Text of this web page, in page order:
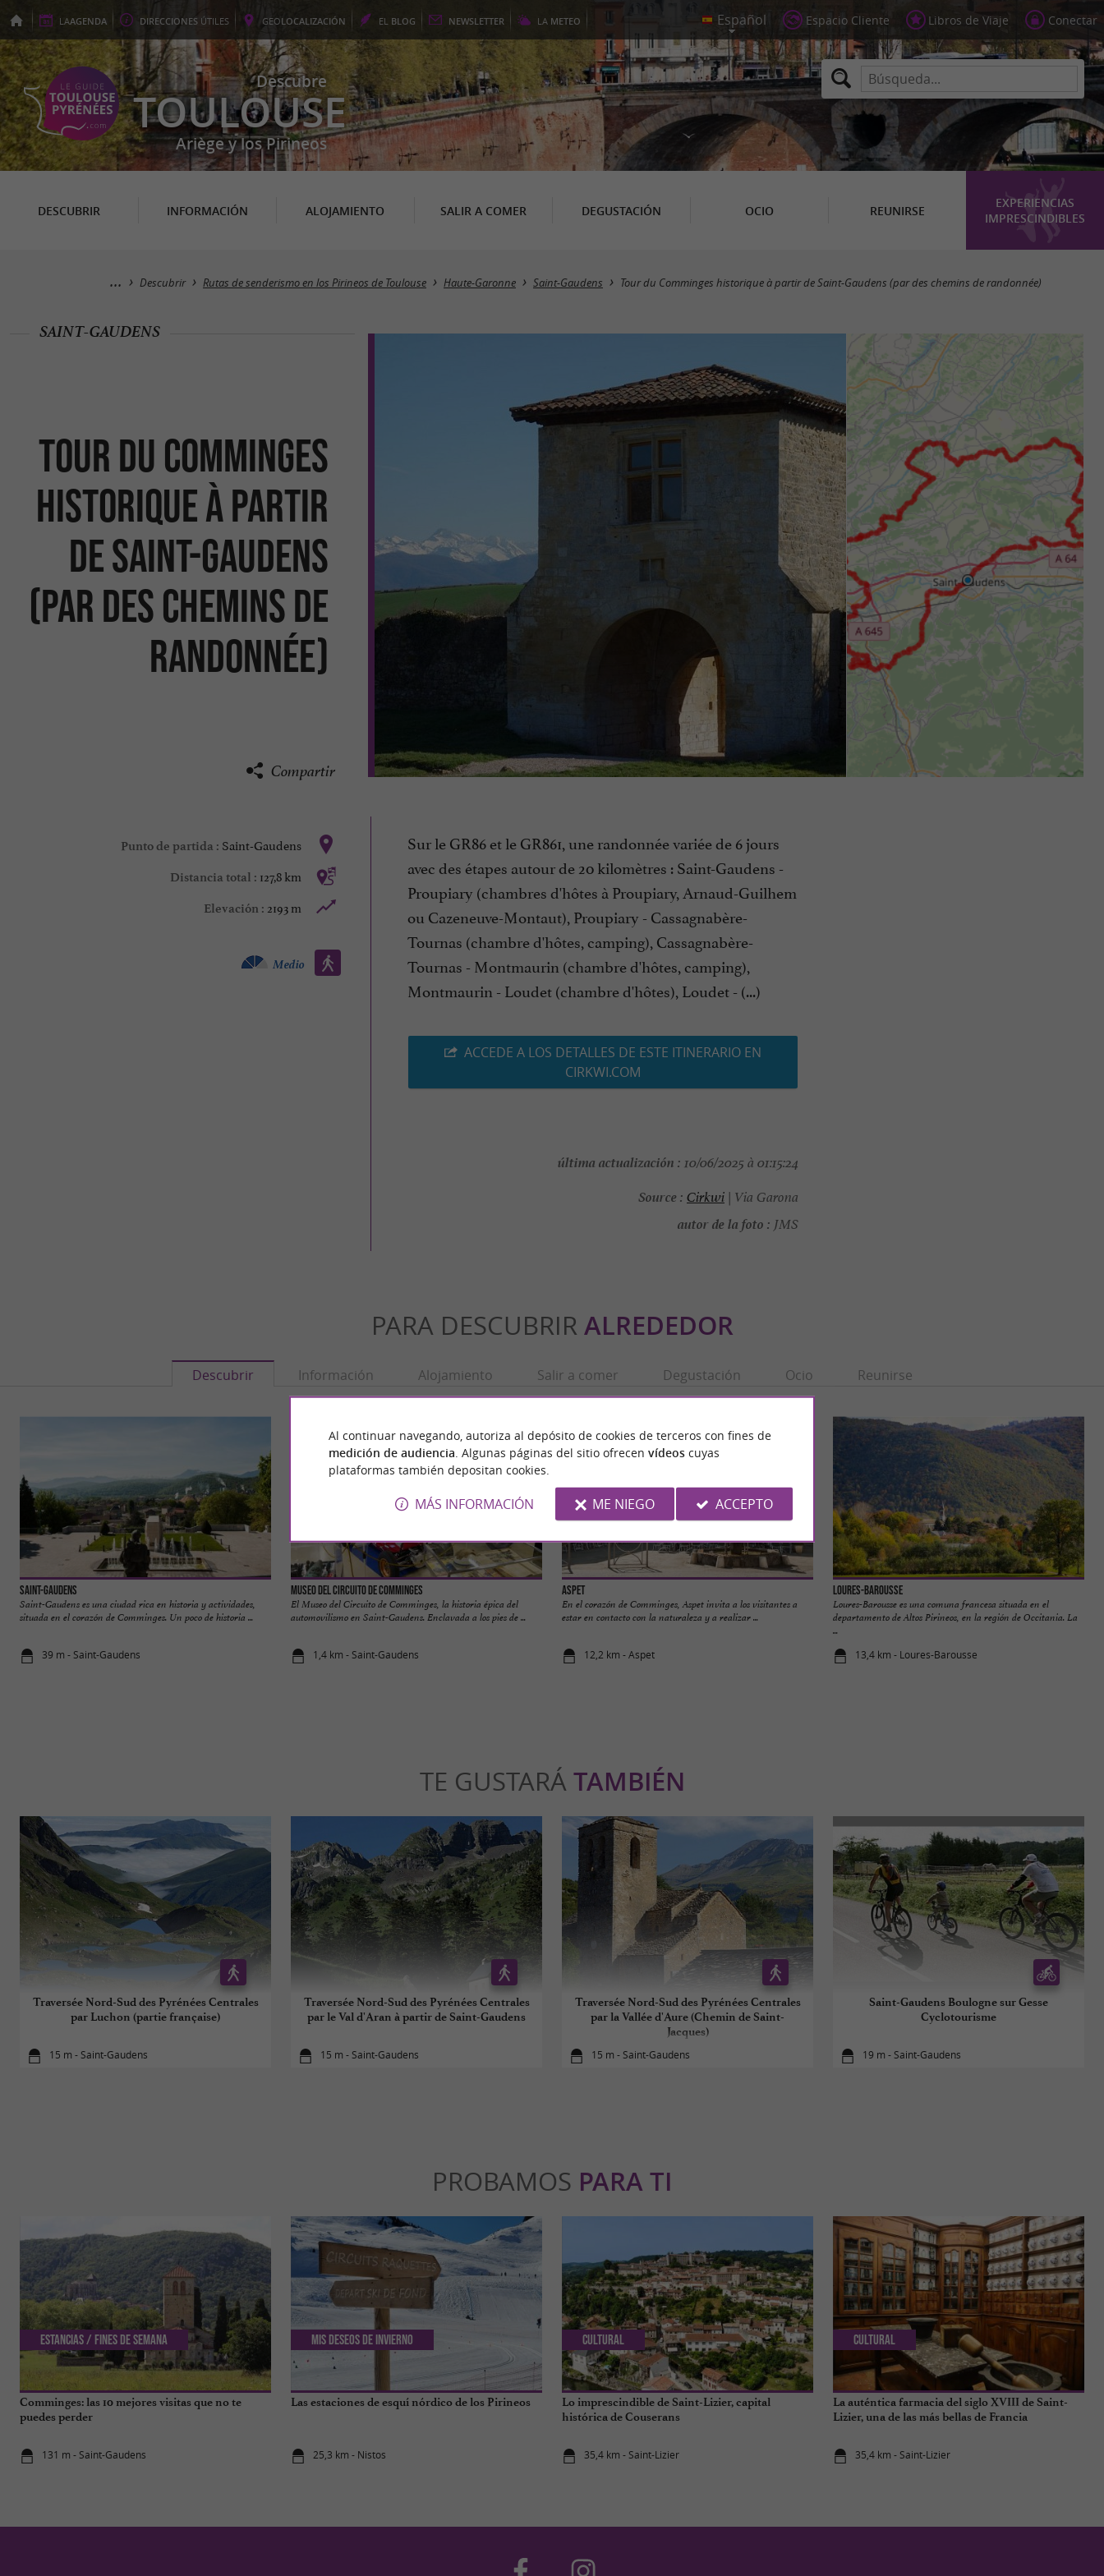
LAAGENDA DIRECCIONES ÚTILES GEOLOCALIZACIÓN EL BLOG NEWSLETTER LA METEO Espacio Cliente Libros de Viaje Conectar
Descubre
TOULOUSE
Ariège y los Pirineos
DESCUBRIR INFORMACIÓN ALOJAMIENTO SALIR A COMER DEGUSTACIÓN OCIO REUNIRSE
EXPERIENCIAS
IMPRESCINDIBLES
Descubrir Rutas de senderismo en los Pirineos de Toulouse Haute-Garonne Saint-Gaudens Tour du Comminges historique à partir de Saint-Gaudens (par des chemins de randonnée)
Tour du Comminges
historique à partir
de Saint-Gaudens
(par des chemins de
randonnée)
SAINT-GAUDENS
Compartir
Punto de partida : Saint-Gaudens
Distancia total : 127,8 km
Elevación : 2193 m
Caminata :
Medio
Sur le GR86 et le GR861, une randonnée variée de 6 jours
avec des étapes autour de 20 kilomètres : Saint-Gaudens -
Proupiary (chambres d'hôtes à Proupiary, Arnaud-Guilhem
ou Cazeneuve-Montaut), Proupiary - Cassagnabère-
Tournas (chambre d'hôtes, camping), Cassagnabère-
Tournas - Montmaurin (chambre d'hôtes, camping),
Montmaurin - Loudet (chambre d'hôtes), Loudet - (...)
ACCEDE A LOS DETALLES DE ESTE ITINERARIO EN
CIRKWI.COM
última actualización : 10/06/2025 à 01:15:24
Source : Cirkwi| Via Garona
autor de la foto : JMS
PARA DESCUBRIR ALREDEDOR
Descubrir Información Alojamiento Salir a comer Degustación Ocio Reunirse
Saint-Gaudens
Saint-Gaudens es una ciudad rica en historia y actividades,
situada en el corazón de Comminges. Un poco de historia ...
39 m - Saint-Gaudens
Museo del Circuito de Comminges
El Museo del Circuito de Comminges, la historia épica del
automovilismo en Saint-Gaudens. Enclavada a los pies de ...
1,4 km - Saint-Gaudens
Aspet
En el corazón de Comminges, Aspet invita a los visitantes a
estar en contacto con la naturaleza y a realizar ...
12,2 km - Aspet
Loures-Barousse
Loures-Barousse es una comuna francesa situada en el
departamento de Altos Pirineos, en la región de Occitania. La
...
13,4 km - Loures-Barousse
TE GUSTARÁTAMBIÉN
Traversée Nord-Sud des Pyrénées Centrales
par Luchon (partie française)
15 m - Saint-Gaudens
Traversée Nord-Sud des Pyrénées Centrales
par le Val d'Aran à partir de Saint-Gaudens
15 m - Saint-Gaudens
Traversée Nord-Sud des Pyrénées Centrales
par la Vallée d'Aure (Chemin de Saint-
Jacques)
15 m - Saint-Gaudens
Saint-Gaudens Boulogne sur Gesse
Cyclotourisme
19 m - Saint-Gaudens
PROBAMOS PARA TI
Comminges: las 10 mejores visitas que no te
puedes perder
131 m - Saint-Gaudens
Estancias / Fines de semana
Las estaciones de esquí nórdico de los Pirineos
25,3 km - Nistos
Mis deseos de invierno
Lo imprescindible de Saint-Lizier, capital
histórica de Couserans
35,4 km - Saint-Lizier
Cultural
La auténtica farmacia del siglo XVIII de Saint-
Lizier, una de las más bellas de Francia
35,4 km - Saint-Lizier
Cultural
Al continuar navegando, autoriza al depósito de cookies de terceros con fines de
medición de audiencia . Algunas páginas del sitio ofrecen vídeoscuyas
plataformas también depositan cookies.
MÁS INFORMACIÓN ME NIEGO ACCEPTO